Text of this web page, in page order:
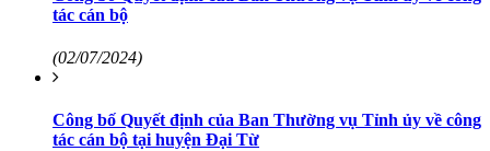
tác cán bộ
(02/07/2024)
Công bố Quyết định của Ban Thường vụ Tỉnh ủy về công
tác cán bộ tại huyện Đại Từ